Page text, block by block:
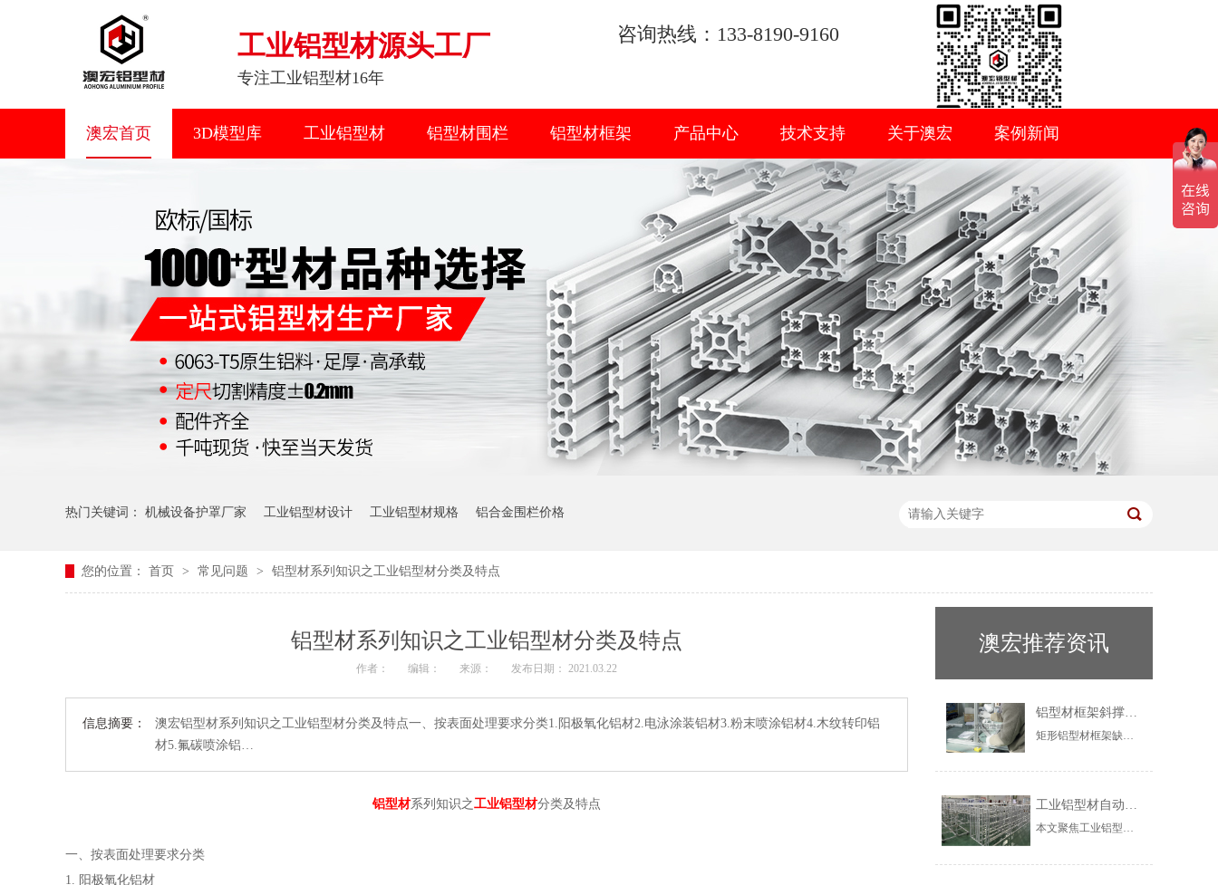
工业铝型材源头工厂
专注工业铝型材16年
咨询热线：133-8190-9160
澳宏首页 3D模型库 工业铝型材 铝型材围栏 铝型材框架 产品中心 技术支持 关于澳宏 案例新闻
热门关键词： 机械设备护罩厂家 工业铝型材设计 工业铝型材规格 铝合金围栏价格
您的位置： 首页 > 常见问题 > 铝型材系列知识之工业铝型材分类及特点
铝型材系列知识之工业铝型材分类及特点
作者： 编辑： 来源： 发布日期： 2021.03.22
信息摘要：
澳宏铝型材系列知识之工业铝型材分类及特点一、按表面处理要求分类1.阳极氧化铝材2.电泳涂装铝材3.粉末喷涂铝材4.木纹转印铝
材5.氟碳喷涂铝…
铝型材系列知识之工业铝型材分类及特点
一、按表面处理要求分类
1. 阳极氧化铝材
澳宏推荐资讯
铝型材框架斜撑：什么时候必须加？
矩形铝型材框架缺少斜撑易晃动变形。本文解析斜撑的三角形稳定原理，指明长跨度、悬臂、受振动、高层框架4种必须加斜撑的场景，并介绍角件连接方法，助您科学设计稳固框架。
工业铝型材自动化框架：赋能智能制造产线升级
本文聚焦工业铝型材在自动化产线中的框架解决方案，涵盖机器人围栏、重载输送线支架构建，深入解析高强度型材选型、模块化快速装配及T型槽多功能集成技术，为智能制造设备升级提供专业参考。